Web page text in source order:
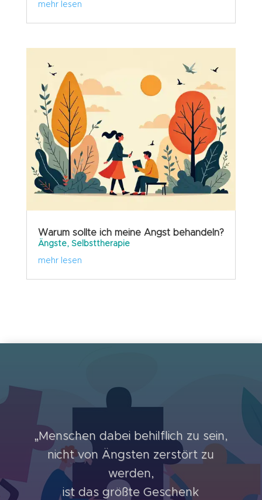
mehr lesen
Warum sollte ich meine Angst behandeln?
Ängste, Selbsttherapie
mehr lesen
„Menschen dabei behilflich zu sein,
nicht von Ängsten zerstört zu
werden,
ist das größte Geschenk